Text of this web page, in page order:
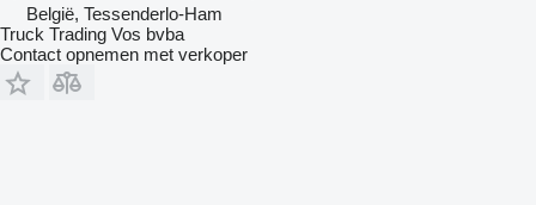
België, Tessenderlo-Ham
Truck Trading Vos bvba
Contact opnemen met verkoper